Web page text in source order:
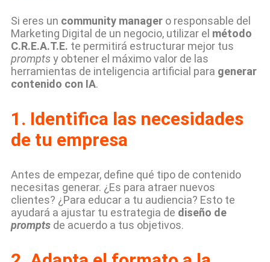
Si eres un community manager o responsable del
Marketing Digital de un negocio, utilizar el método
C.R.E.A.T.E. te permitirá estructurar mejor tus
promptsy obtener el máximo valor de las
herramientas de inteligencia artificial para generar
contenido con IA.
1. Identifica las necesidades
de tu empresa
Antes de empezar, define qué tipo de contenido
necesitas generar. ¿Es para atraer nuevos
clientes? ¿Para educar a tu audiencia? Esto te
ayudará a ajustar tu estrategia de diseño de
prompts de acuerdo a tus objetivos.